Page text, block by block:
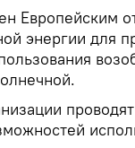
Европейским
энергии для